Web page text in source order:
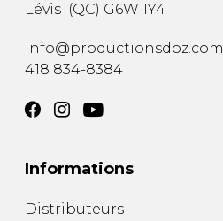
Lévis (QC) G6W 1Y4
info@productionsdoz.com
418 834-8384
Informations
Distributeurs